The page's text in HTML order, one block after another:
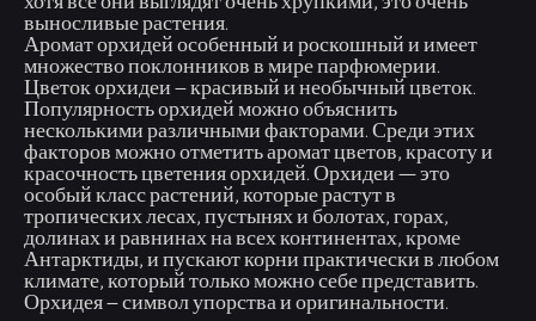
выносливые растения.
Аромат орхидей особенный и роскошный и имеет
множество поклонников в мире парфюмерии.
Цветок орхидеи – красивый и необычный цветок.
Популярность орхидей можно объяснить
несколькими различными факторами. Среди этих
факторов можно отметить аромат цветов, красоту и
красочность цветения орхидей. Орхидеи — это
особый класс растений, которые растут в
тропических лесах, пустынях и болотах, горах,
долинах и равнинах на всех континентах, кроме
Антарктиды, и пускают корни практически в любом
климате, который только можно себе представить.
Орхидея – символ упорства и оригинальности.